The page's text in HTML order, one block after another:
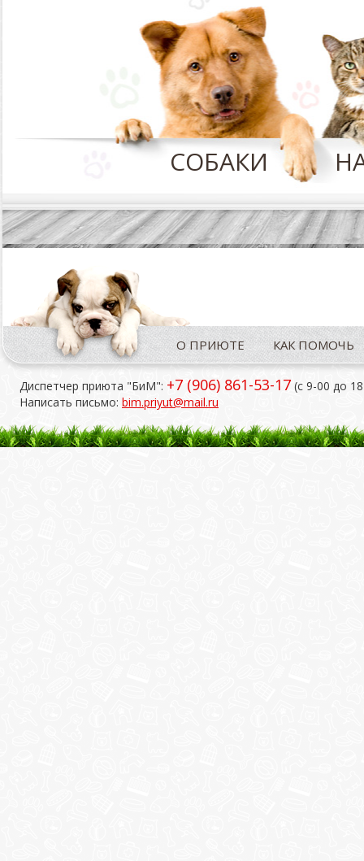
СОБАКИ
О ПРИЮТЕ КАК ПОМОЧЬ
Диспетчер приюта "БиМ": +7 (906) 861-53-17 (с 9-00 до
Написать письмо: bim.priyut@mail.ru